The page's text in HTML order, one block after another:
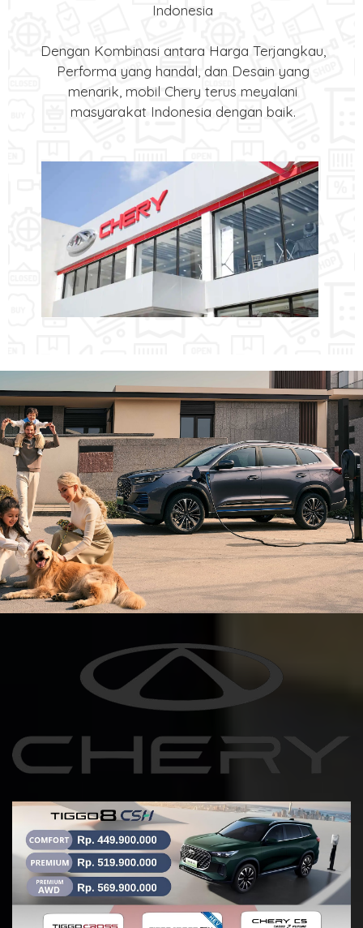
Indonesia
Dengan Kombinasi antara Harga Terjangkau,
Performa yang handal, dan Desain yang
menarik, mobil Chery terus meyalani
masyarakat Indonesia dengan baik.